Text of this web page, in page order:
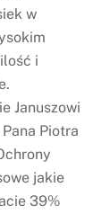
w
i
Januszowi
Piotra
jakie
39%